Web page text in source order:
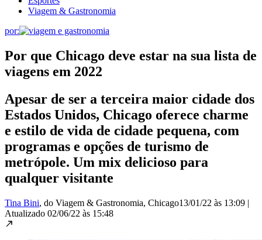
Viagem & Gastronomia
por:
Por que Chicago deve estar na sua lista de
viagens em 2022
Apesar de ser a terceira maior cidade dos
Estados Unidos, Chicago oferece charme
e estilo de vida de cidade pequena, com
programas e opções de turismo de
metrópole. Um mix delicioso para
qualquer visitante
Tina Bini, do Viagem & Gastronomia, Chicago13/01/22 às 13:09 |
Atualizado 02/06/22 às 15:48